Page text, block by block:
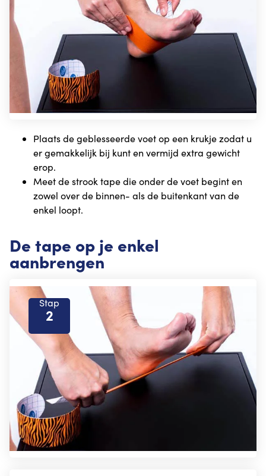
Plaats de geblesseerde voet op een krukje zodat u
er gemakkelijk bij kunt en vermijd extra gewicht
erop.
Meet de strook tape die onder de voet begint en
zowel over de binnen- als de buitenkant van de
enkel loopt.
De tape op je enkel
aanbrengen
Stap
2